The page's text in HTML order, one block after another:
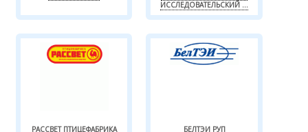
ИССЛЕДОВАТЕЛЬСКИЙ ...
РАССВЕТ ПТИЦЕФАБРИКА
БЕЛТЭИ РУП